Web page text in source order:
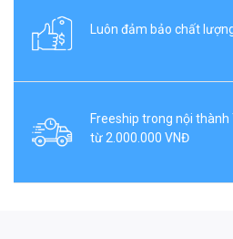
Luôn đảm bảo chất
Freeship trong nội thành
từ 2.000.000 VNĐ